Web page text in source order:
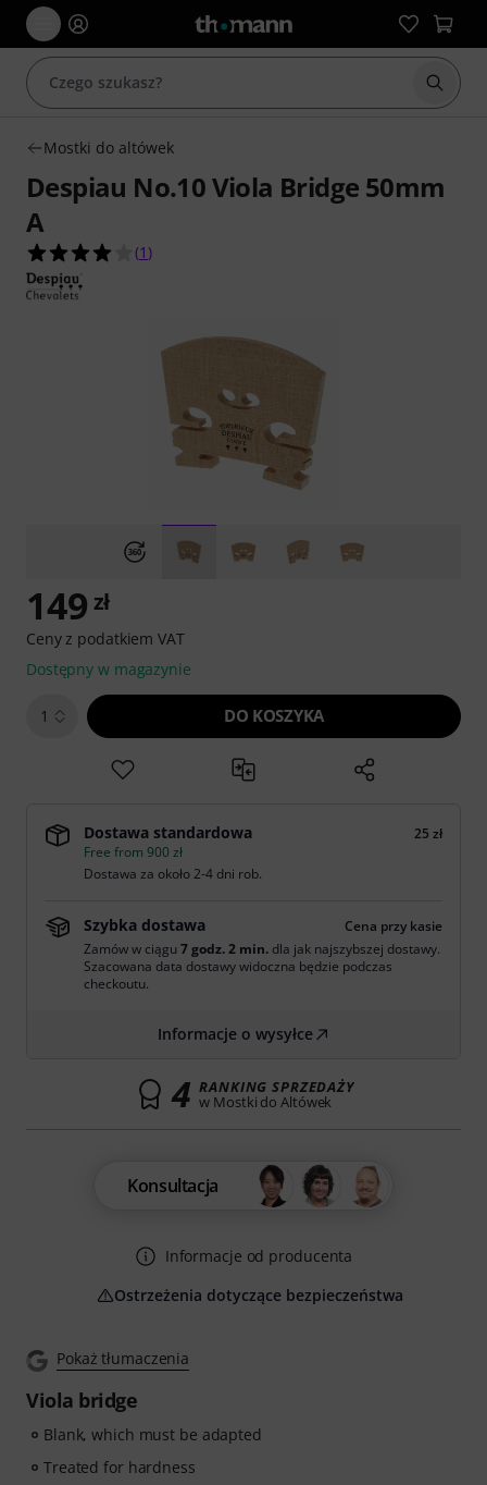
Mostki do altówek
Despiau No.10 Viola Bridge 50mm
A
4.0 na 5 gwiazdek z 1 ocen klientów
(1 )
Pokaż tłumaczenia
Viola bridge
Blank, which must be adapted
Treated for hardness
149 zł
Ceny z podatkiem VAT
Dostępny w magazynie
1 DO KOSZYKA
Dostawa standardowa
25 zł
Free from 900 zł
Dostawa za około 2-4 dni rob.
Szybka dostawa
Cena przy kasie
Zamów w ciągu7 godz. 2 min. dla jak najszybszej dostawy.
Szacowana data dostawy widoczna będzie podczas
checkoutu.
Informacje o wysyłce
4 RANKING SPRZEDAŻY
w Mostki do Altówek
Konsultacja
Informacje od producenta
Ostrzeżenia dotyczące bezpieczeństwa